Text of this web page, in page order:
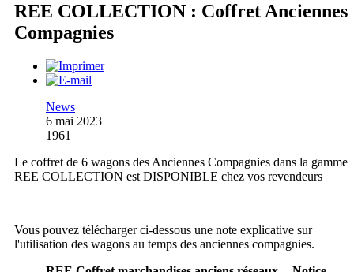
REE COLLECTION : Coffret Anciennes
Compagnies
News
6 mai 2023
1961
Le coffret de 6 wagons des Anciennes Compagnies dans la gamme
REE COLLECTION est DISPONIBLE chez vos revendeurs
Vous pouvez télécharger ci-dessous une note explicative sur
l'utilisation des wagons au temps des anciennes compagnies.